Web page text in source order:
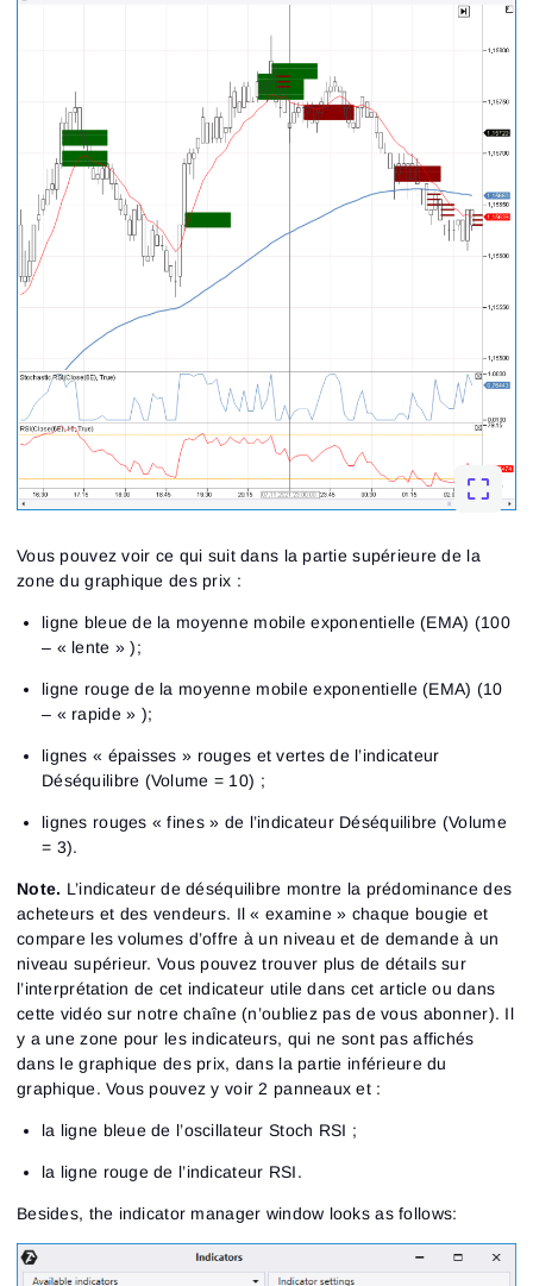
Vous pouvez voir ce qui suit dans la partie supérieure de la
zone du graphique des prix :
ligne bleue de la moyenne mobile exponentielle (EMA) (100
– « lente » );
ligne rouge de la moyenne mobile exponentielle (EMA) (10
– « rapide » );
lignes « épaisses » rouges et vertes de l’indicateur
Déséquilibre (Volume = 10) ;
lignes rouges « fines » de l’indicateur Déséquilibre (Volume
= 3).
Note. L’indicateur de déséquilibre montre la prédominance des
acheteurs et des vendeurs. Il « examine » chaque bougie et
compare les volumes d’offre à un niveau et de demande à un
niveau supérieur. Vous pouvez trouver plus de détails sur
l’interprétation de cet indicateur utile dans cet article ou dans
cette vidéo sur notre chaîne (n’oubliez pas de vous abonner). Il
y a une zone pour les indicateurs, qui ne sont pas affichés
dans le graphique des prix, dans la partie inférieure du
graphique. Vous pouvez y voir 2 panneaux et :
la ligne bleue de l’oscillateur Stoch RSI ;
la ligne rouge de l’indicateur RSI.
Besides, the indicator manager window looks as follows: